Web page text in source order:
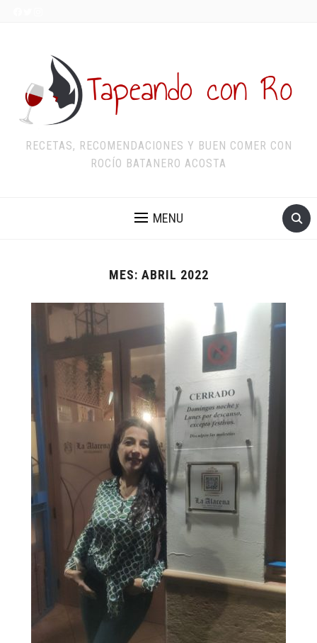
RECETAS, RECOMENDACIONES Y BUEN COMER CON
ROCÍO BATANERO ACOSTA
MENU
MES: ABRIL 2022